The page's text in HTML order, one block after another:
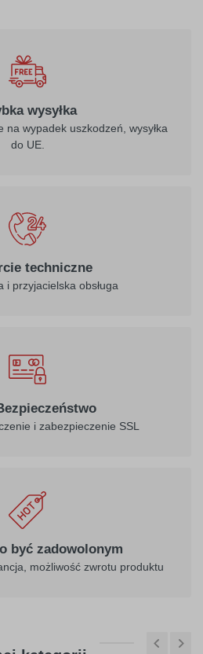
312
burgund
pomarańczowy
różowy
wysyłka
na wypadek uszkodzeń, wysyłka
do UE.
techniczne
i przyjacielska obsługa
i zabezpieczenie SSL
być zadowolonym
możliwość zwrotu produktu